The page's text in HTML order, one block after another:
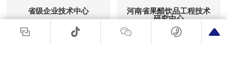
省级企业技术中心
河南省果醋饮品工程技术
研究中心